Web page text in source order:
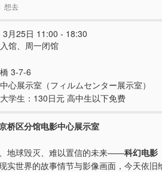
想去
月25日 11:00 - 18:30
馆、周一闭馆
3-7-6
心展示室（フィルムセンター展示室）
学生：130日元 高中生以下免费
桥区分馆电影中心展示室
地球毁灭、难以置信的未来——科幻电影
实世界的故事情节与影像画面，今天依